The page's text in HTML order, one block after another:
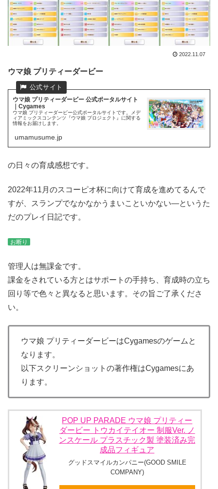
2022.11.07
ウマ娘 プリティーダービー
ウマ娘 プリティーダービー 公式ポータルサイト
｜Cygames
ウマ娘 プリティーダービー公式ポータルサイトです。メデ
ィアミックスコンテンツ『ウマ娘 プロジェクト』に関する
情報をお届けします。
umamusume.jp
の日々の育成感想です。
2022年11月のスコーピオ杯に向けて育成を進めてるんで
すが、スランプでなかなかうまいこといかない―というた
だのプレイ日記です。
お断り
管理人は無課金です。
課金をされている方とはサポートの手持ち、育成時の立ち
回り等で色々と異なると思います。その旨ご了承くださ
い。
ウマ娘 プリティーダービーはCygamesのゲームと
なります。
以下スクリーンショットの著作権はCygamesにあ
ります。
POP UP PARADE ウマ娘 プリティー
ダービー トウカイテイオー 制服Ver. ノ
ンスケール プラスチック製 塗装済み完
成品フィギュア
グッドスマイルカンパニー(GOOD SMILE
COMPANY)